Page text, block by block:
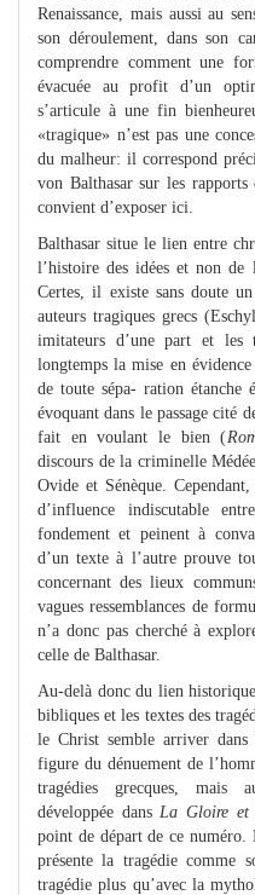
Renaissance, mais aussi au
son déroulement, dans son
comprendre comment une
évacuée au profit d’un
s’articule à une fin
«tragique» n’est pas une
du malheur: il correspond
von Balthasar sur les
convient d’exposer ici.
Balthasar situe le lien entre
l’histoire des idées et non de
Certes, il existe sans doute
auteurs tragiques grecs
imitateurs d’une part et les
longtemps la mise en
de toute sépa- ration étanche
évoquant dans le passage cité
fait en voulant le bien (
discours de la criminelle
Ovide et Sénèque.
d’influence indiscutable
fondement et peinent à
d’un texte à l’autre prouve
concernant des lieux
vagues ressemblances de
n’a donc pas cherché à
celle de Balthasar.
Au-delà donc du lien
bibliques et les textes des
le Christ semble arriver dans
figure du dénuement de
tragédies grecques, mais
développée dans La Gloire et
point de départ de ce numéro.
présente la tragédie comme
tragédie plus qu’avec la